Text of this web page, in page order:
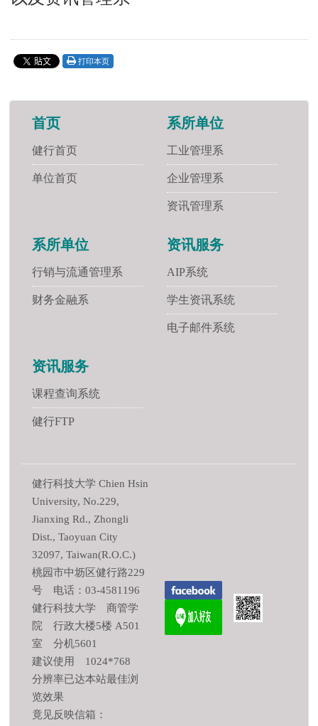
打印本页
首页
健行首页
单位首页
系所单位
工业管理系
企业管理系
资讯管理系
系所单位
行销与流通管理系
财务金融系
资讯服务
AIP系统
学生资讯系统
电子邮件系统
资讯服务
课程查询系统
健行FTP
健行科技大学 Chien Hsin
University, No.229,
Jianxing Rd., Zhongli
Dist., Taoyuan City
32097, Taiwan(R.O.C.)
桃园市中坜区健行路229
号 电话：03-4581196
健行科技大学 商管学
院 行政大楼5楼 A501
室 分机5601
建议使用 1024*768
分辨率已达本站最佳浏
览效果
竟见反映信箱：